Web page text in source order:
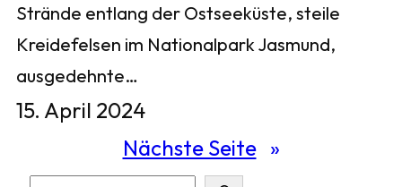
Strände entlang der Ostseeküste, steile
Kreidefelsen im Nationalpark Jasmund,
ausgedehnte…
15. April 2024
Nächste Seite »